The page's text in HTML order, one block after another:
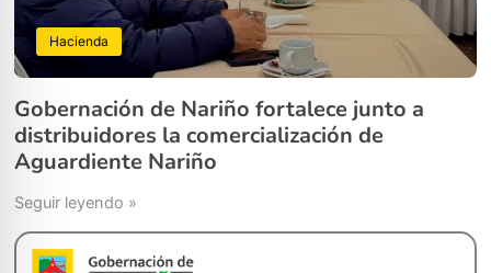
Hacienda
Gobernación de Nariño fortalece junto a
distribuidores la comercialización de
Aguardiente Nariño
Seguir leyendo »